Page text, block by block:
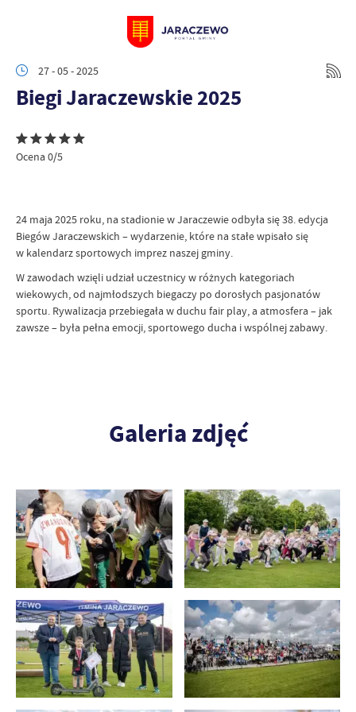
27 - 05 - 2025
Biegi Jaraczewskie 2025
Ocena 0/5
24 maja 2025 roku, na stadionie w Jaraczewie odbyła się 38. edycja
Biegów Jaraczewskich – wydarzenie, które na stałe wpisało się
w kalendarz sportowych imprez naszej gminy.
W zawodach wzięli udział uczestnicy w różnych kategoriach
wiekowych, od najmłodszych biegaczy po dorosłych pasjonatów
sportu. Rywalizacja przebiegała w duchu fair play, a atmosfera – jak
zawsze – była pełna emocji, sportowego ducha i wspólnej zabawy.
Galeria zdjęć